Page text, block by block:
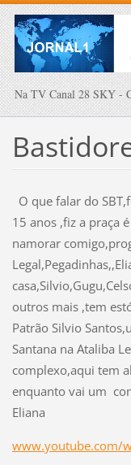
Na TV Canal 28 SKY -
O que falar do
15 anos ,fiz a praça
namorar
outros mais ,tem
Patrão Silvio
Santana na Ataliba
complexo,aqui tem
enquanto vai um
Eliana
www.youtube.com/